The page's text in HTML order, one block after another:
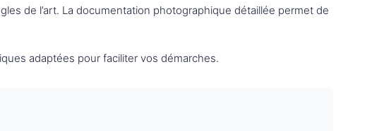
de l’art. La documentation photographique détaillée permet de
adaptées pour faciliter vos démarches.